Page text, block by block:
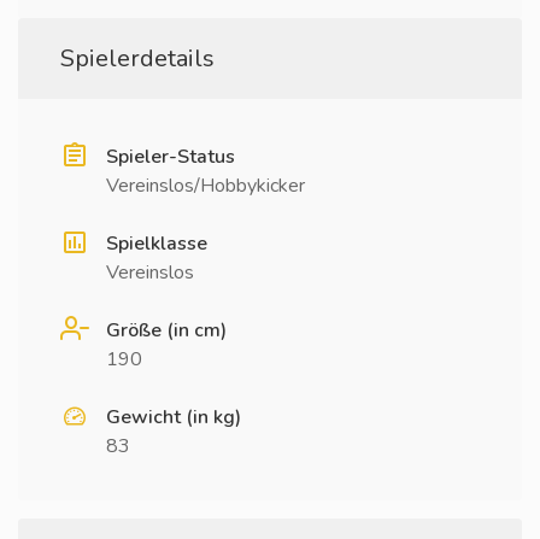
Spielerdetails
Spieler-Status
Vereinslos/Hobbykicker
Spielklasse
Vereinslos
Größe (in cm)
190
Gewicht (in kg)
83